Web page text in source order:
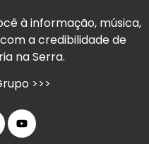
à informação, música,
a credibilidade de
na Serra.
>>>